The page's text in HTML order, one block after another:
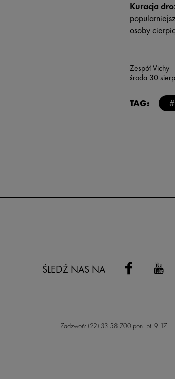
Kuracja
osoby
Zespół Vichy
środa 30
TAG:
ŚLEDŹ NAS NA
Zadzwoń: (22) 33 58 700 pon.-pt. 9-17